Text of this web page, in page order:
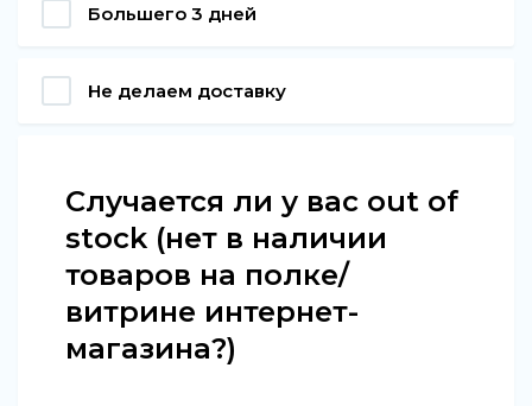
Большего 3 дней
Не делаем доставку
Случается ли у вас out of
stock (нет в наличии
товаров на полке/
витрине интернет-
магазина?)